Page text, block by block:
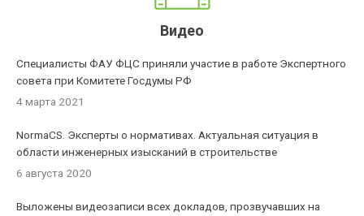
Видео
Специалисты ФАУ ФЦС приняли участие в работе Экспертного
совета при Комитете Госдумы РФ
4 марта 2021
NormaCS. Эксперты о нормативах. Актуальная ситуация в
области инженерных изысканий в строительстве
6 августа 2020
Выложены видеозаписи всех докладов, прозвучавших на